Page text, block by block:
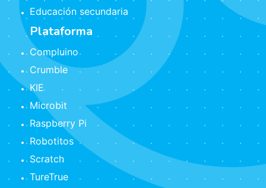
Educación secundaria
Plataforma
Compluino
Crumble
KIE
Microbit
Raspberry Pi
Robotitos
Scratch
TureTrue